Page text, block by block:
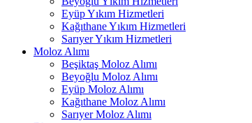
Eyüp Yıkım Hizmetleri
Kağıthane Yıkım Hizmetleri
Sarıyer Yıkım Hizmetleri
Moloz Alımı
Beşiktaş Moloz Alımı
Beyoğlu Moloz Alımı
Eyüp Moloz Alımı
Kağıthane Moloz Alımı
Sarıyer Moloz Alımı